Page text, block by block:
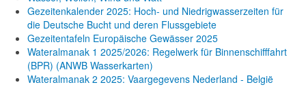
Gezeitenkalender 2025: Hoch- und Niedrigwasserzeiten für
die Deutsche Bucht und deren Flussgebiete
Gezeitentafeln Europäische Gewässer 2025
Wateralmanak 1 2025/2026: Regelwerk für Binnenschifffahrt
(BPR) (ANWB Wasserkarten)
Wateralmanak 2 2025: Vaargegevens Nederland - België